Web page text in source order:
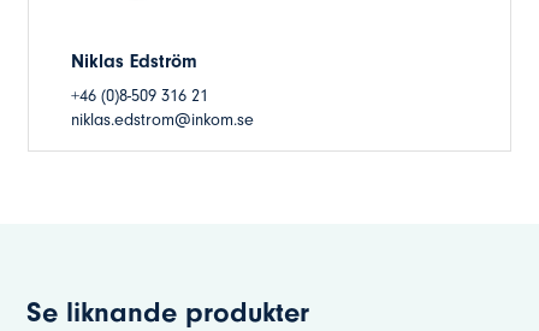
Niklas Edström
+46 (0)8-509 316 21
niklas.edstrom@inkom.se
Se liknande produkter